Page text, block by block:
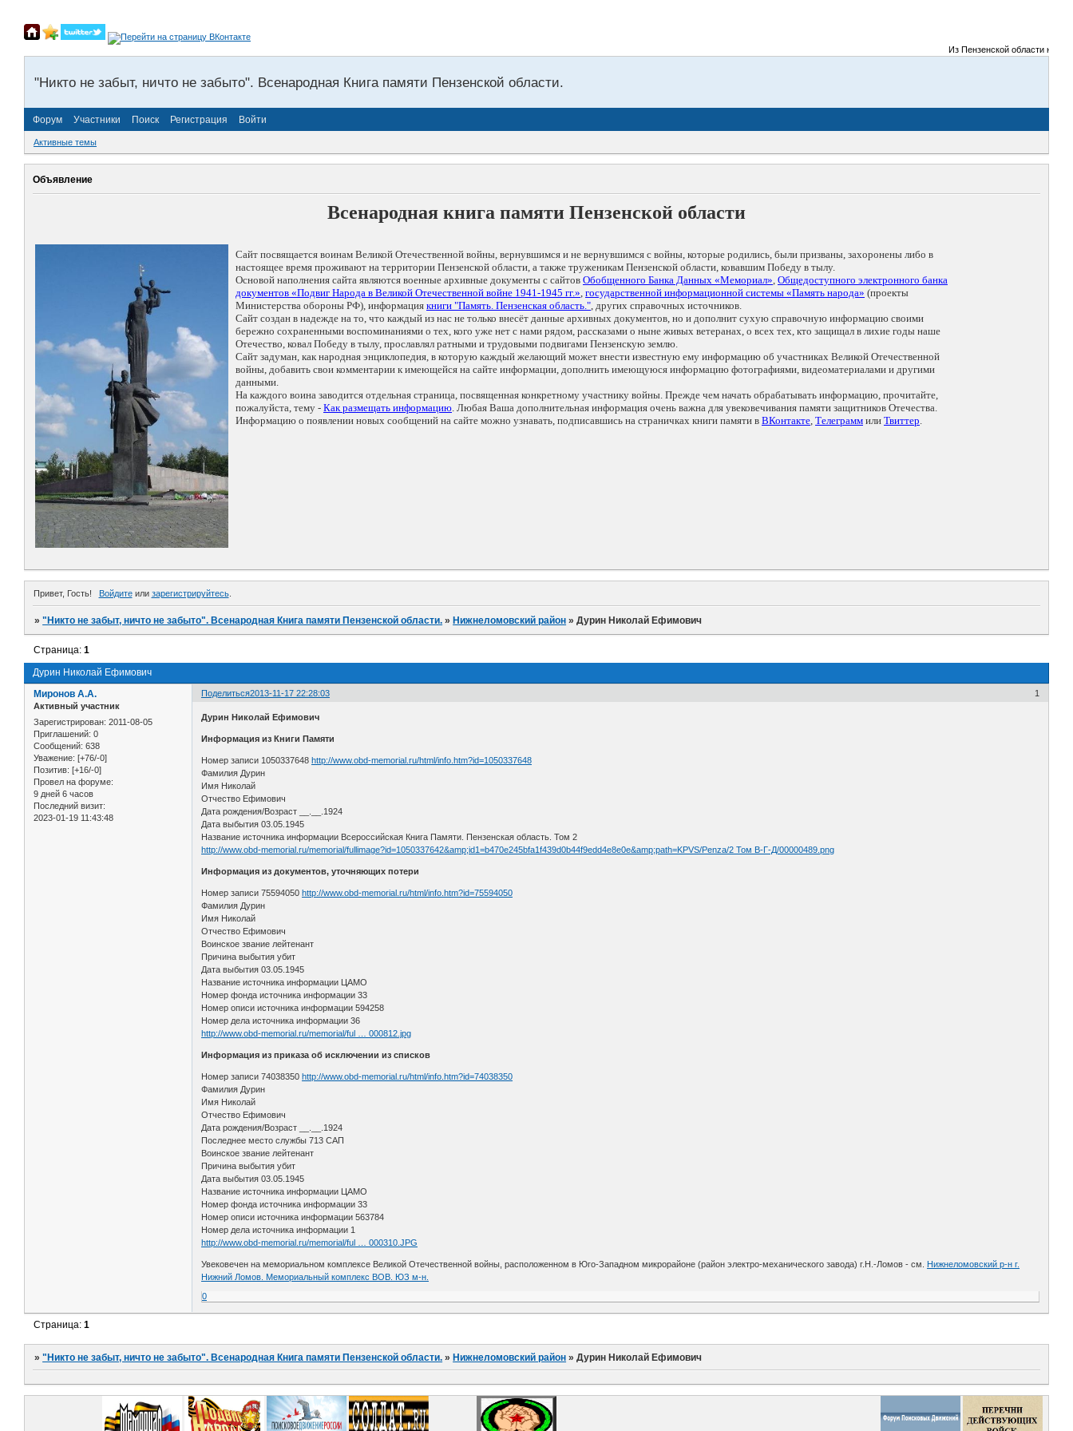
Из Пензенской области на
"Никто не забыт, ничто не забыто". Всенародная Книга памяти Пензенской области.
Форум Участники Поиск Регистрация Войти
Активные темы
Объявление
Всенародная книга памяти Пензенской области
Сайт посвящается воинам Великой Отечественной войны, вернувшимся и не вернувшимся с войны, которые родились, были призваны, захоронены либо в
настоящее время проживают на территории Пензенской области, а также труженикам Пензенской области, ковавшим Победу в тылу.
Основой наполнения сайта являются военные архивные документы с сайтов Обобщенного Банка Данных «Мемориал», Общедоступного электронного банка
документов «Подвиг Народа в Великой Отечественной войне 1941-1945 гг.», государственной информационной системы «Память народа» (проекты
Министерства обороны РФ), информация книги "Память. Пензенская область.", других справочных источников.
Сайт создан в надежде на то, что каждый из нас не только внесёт данные архивных документов, но и дополнит сухую справочную информацию своими
бережно сохраненными воспоминаниями о тех, кого уже нет с нами рядом, рассказами о ныне живых ветеранах, о всех тех, кто защищал в лихие годы наше
Отечество, ковал Победу в тылу, прославлял ратными и трудовыми подвигами Пензенскую землю.
Сайт задуман, как народная энциклопедия, в которую каждый желающий может внести известную ему информацию об участниках Великой Отечественной
войны, добавить свои комментарии к имеющейся на сайте информации, дополнить имеющуюся информацию фотографиями, видеоматериалами и другими
данными.
На каждого воина заводится отдельная страница, посвященная конкретному участнику войны. Прежде чем начать обрабатывать информацию, прочитайте,
пожалуйста, тему - Как размещать информацию. Любая Ваша дополнительная информация очень важна для увековечивания памяти защитников Отечества.
Информацию о появлении новых сообщений на сайте можно узнавать, подписавшись на страничках книги памяти в ВКонтакте, Телеграмм или Твиттер.
Привет, Гость! Войдитеили зарегистрируйтесь.
»"Никто не забыт, ничто не забыто". Всенародная Книга памяти Пензенской области. » Нижнеломовский район »Дурин Николай Ефимович
Дурин Николай Ефимович
Страница:1
Поделиться 1
2013-11-17 22:28:03
Миронов А.А.
Активный участник
Зарегистрирован: 2011-08-05
Приглашений: 0
Сообщений: 638
Уважение: [+76/-0]
Позитив: [+16/-0]
Провел на форуме:
9 дней 6 часов
Последний визит:
2023-01-19 11:43:48
Дурин Николай Ефимович
Информация из Книги Памяти
Номер записи 1050337648http://www.obd-memorial.ru/html/info.htm?id=1050337648
Фамилия Дурин
Имя Николай
Отчество Ефимович
Дата рождения/Возраст __.__.1924
Дата выбытия 03.05.1945
Название источника информации Всероссийская Книга Памяти. Пензенская область. Том 2
http://www.obd-memorial.ru/memorial/fullimage?id=1050337642&amp;id1=b470e245bfa1f439d0b44f9edd4e8e0e&amp;path=KPVS/Penza/2 Том В-Г-Д/00000489.png
Информация из документов, уточняющих потери
Номер записи 75594050http://www.obd-memorial.ru/html/info.htm?id=75594050
Фамилия Дурин
Имя Николай
Отчество Ефимович
Воинское звание лейтенант
Причина выбытия убит
Дата выбытия 03.05.1945
Название источника информации ЦАМО
Номер фонда источника информации 33
Номер описи источника информации 594258
Номер дела источника информации 36
http://www.obd-memorial.ru/memorial/ful … 000812.jpg
Информация из приказа об исключении из списков
Номер записи 74038350http://www.obd-memorial.ru/html/info.htm?id=74038350
Фамилия Дурин
Имя Николай
Отчество Ефимович
Дата рождения/Возраст __.__.1924
Последнее место службы 713 САП
Воинское звание лейтенант
Причина выбытия убит
Дата выбытия 03.05.1945
Название источника информации ЦАМО
Номер фонда источника информации 33
Номер описи источника информации 563784
Номер дела источника информации 1
http://www.obd-memorial.ru/memorial/ful … 000310.JPG
Увековечен на мемориальном комплексе Великой Отечественной войны, расположенном в Юго-Западном микрорайоне (район электро-механического завода) г.Н.-Ломов - см. Нижнеломовский р-н г.
Нижний Ломов. Мемориальный комплекс ВОВ. ЮЗ м-н.
0
Страница:1
»"Никто не забыт, ничто не забыто". Всенародная Книга памяти Пензенской области. » Нижнеломовский район »Дурин Николай Ефимович